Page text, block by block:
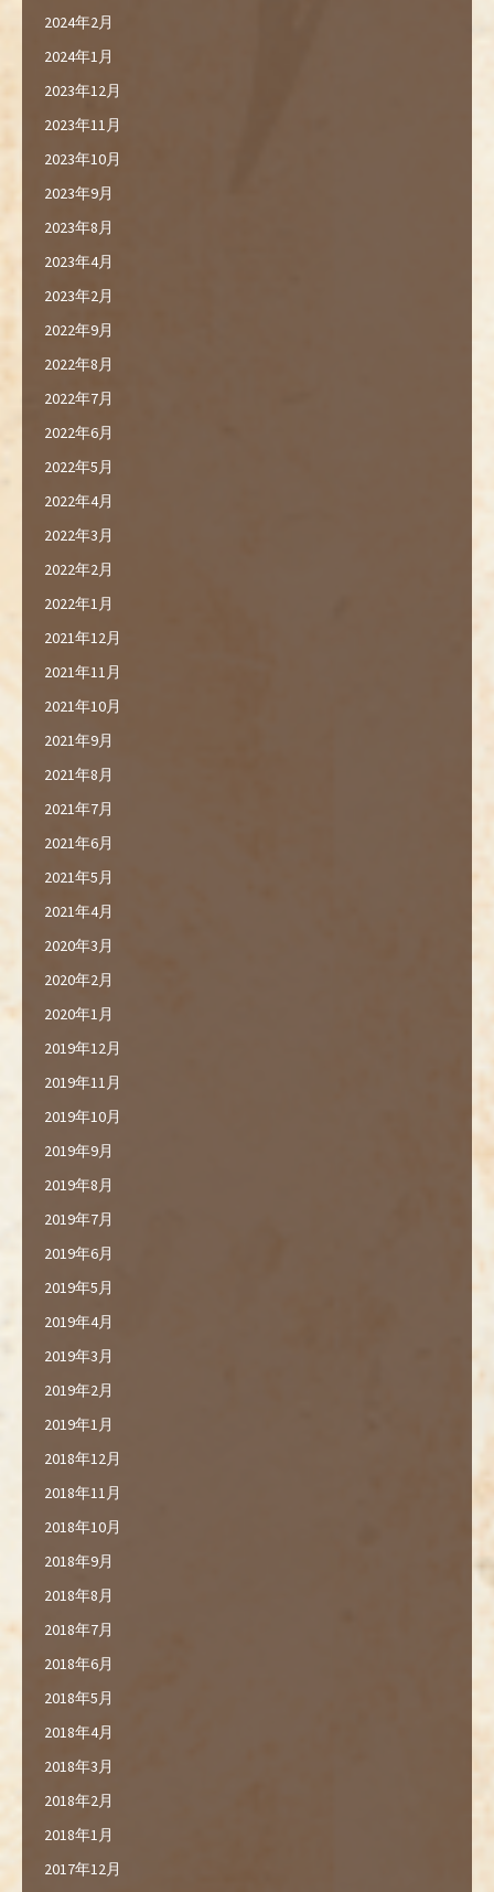
2024年2月
2024年1月
2023年12月
2023年11月
2023年10月
2023年9月
2023年8月
2023年4月
2023年2月
2022年9月
2022年8月
2022年7月
2022年6月
2022年5月
2022年4月
2022年3月
2022年2月
2022年1月
2021年12月
2021年11月
2021年10月
2021年9月
2021年8月
2021年7月
2021年6月
2021年5月
2021年4月
2020年3月
2020年2月
2020年1月
2019年12月
2019年11月
2019年10月
2019年9月
2019年8月
2019年7月
2019年6月
2019年5月
2019年4月
2019年3月
2019年2月
2019年1月
2018年12月
2018年11月
2018年10月
2018年9月
2018年8月
2018年7月
2018年6月
2018年5月
2018年4月
2018年3月
2018年2月
2018年1月
2017年12月